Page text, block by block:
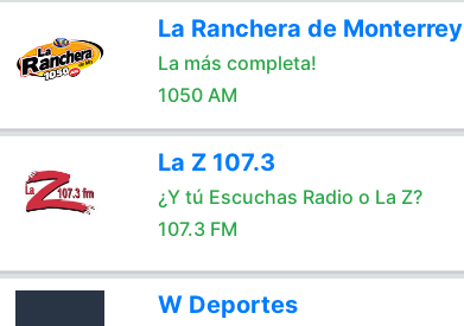
La Ranchera de Monterrey
La más completa!
1050 AM
La Z 107.3
¿Y tú Escuchas Radio o La Z?
107.3 FM
W Deportes